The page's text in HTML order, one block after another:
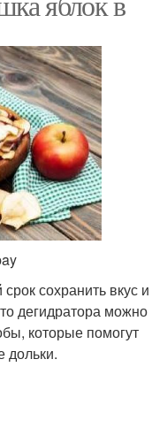
сохранить вкус и
дегидратора можно
которые помогут
дольки.